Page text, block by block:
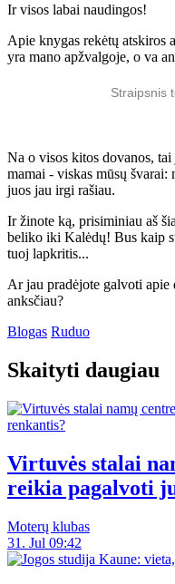
Ir visos labai naudingos!
Apie knygas rekėtų atskiros
yra mano apžvalgoje, o va
Straipsnis
Na o visos kitos dovanos,
mamai - viskas mūsų
juos jau irgi rašiau.
Ir žinote ką, prisiminiau aš
beliko iki Kalėdų! Bus kaip
tuoj lapkritis...
Ar jau pradėjote galvoti apie
anksčiau?
Blogas Ruduo
Skaityti daugiau
Virtuvės stalai
reikia pagalvoti
Moterų klubas
31. Jul 09:42